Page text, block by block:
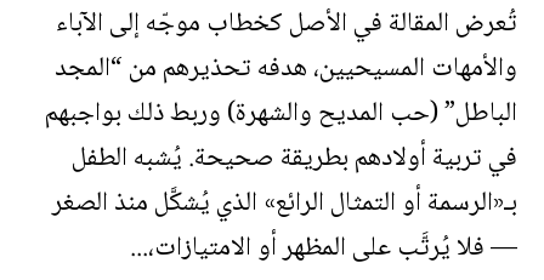
تُعرض المقالة في الأصل كخطاب موجّه إلى الآباء
والأمهات المسيحيين، هدفه تحذيرهم من “المجد
الباطل” (حب المديح والشهرة) وربط ذلك بواجبهم
في تربية أولادهم بطريقة صحيحة. يُشبه الطفل
بـ«الرسمة أو التمثال الرائع» الذي يُشكَّل منذ الصغر
— فلا يُرتَّب على المظهر أو الامتيازات،...